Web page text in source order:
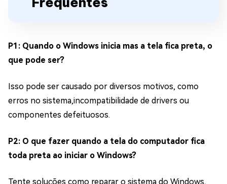
P1: Quando o Windows inicia mas a tela fica preta, o
que pode ser?
Isso pode ser causado por diversos motivos, como
erros no sistema,incompatibilidade de drivers ou
componentes defeituosos.
P2: O que fazer quando a tela do computador fica
toda preta ao iniciar o Windows?
Tente soluções como reparar o sistema do Windows,